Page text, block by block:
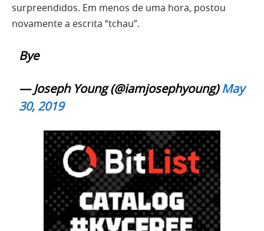
surpreendidos. Em menos de uma hora, postou
novamente a escrita “tchau”.
Bye
— Joseph Young (@iamjosephyoung)May
30, 2019